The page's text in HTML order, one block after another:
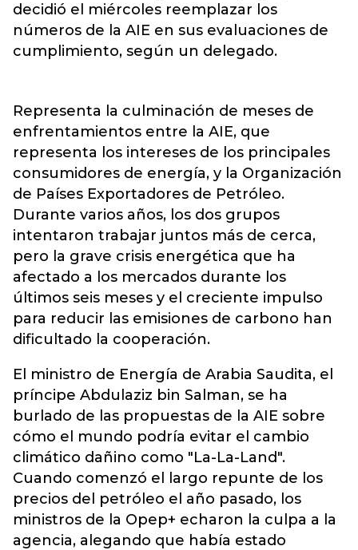
decidió el miércoles reemplazar los
números de la AIE en sus evaluaciones de
cumplimiento, según un delegado.
Representa la culminación de meses de
enfrentamientos entre la AIE, que
representa los intereses de los principales
consumidores de energía, y la Organización
de Países Exportadores de Petróleo.
Durante varios años, los dos grupos
intentaron trabajar juntos más de cerca,
pero la grave crisis energética que ha
afectado a los mercados durante los
últimos seis meses y el creciente impulso
para reducir las emisiones de carbono han
dificultado la cooperación.
El ministro de Energía de Arabia Saudita, el
príncipe Abdulaziz bin Salman, se ha
burlado de las propuestas de la AIE sobre
cómo el mundo podría evitar el cambio
climático dañino como "La-La-Land".
Cuando comenzó el largo repunte de los
precios del petróleo el año pasado, los
ministros de la Opep+ echaron la culpa a la
agencia, alegando que había estado